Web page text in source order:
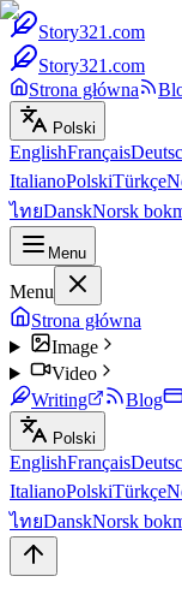
Story321.com
Story321.com
Strona główna
Polski
EnglishFrançais
ItalianoPolskiTürkçe
ไทยDanskNorsk
Menu
Menu
Strona główna
Image
Video
Writing
Blog
Polski
EnglishFrançais
ItalianoPolskiTürkçe
ไทยDanskNorsk